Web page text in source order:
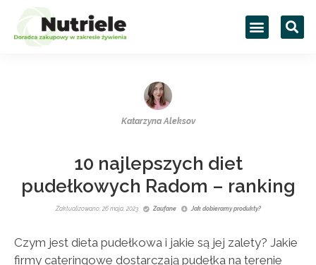
Katarzyna Aleksov
10 najlepszych diet
pudełkowych Radom – ranking
Zaktualizowano: 26 maja, 2023 Zaufane Jak dobieramy produkty?
Czym jest dieta pudełkowa i jakie są jej zalety? Jakie
firmy cateringowe dostarczają pudełka na terenie